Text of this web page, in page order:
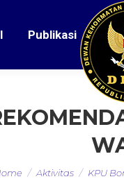
Publikasi
You are here:Aktivitas KPU